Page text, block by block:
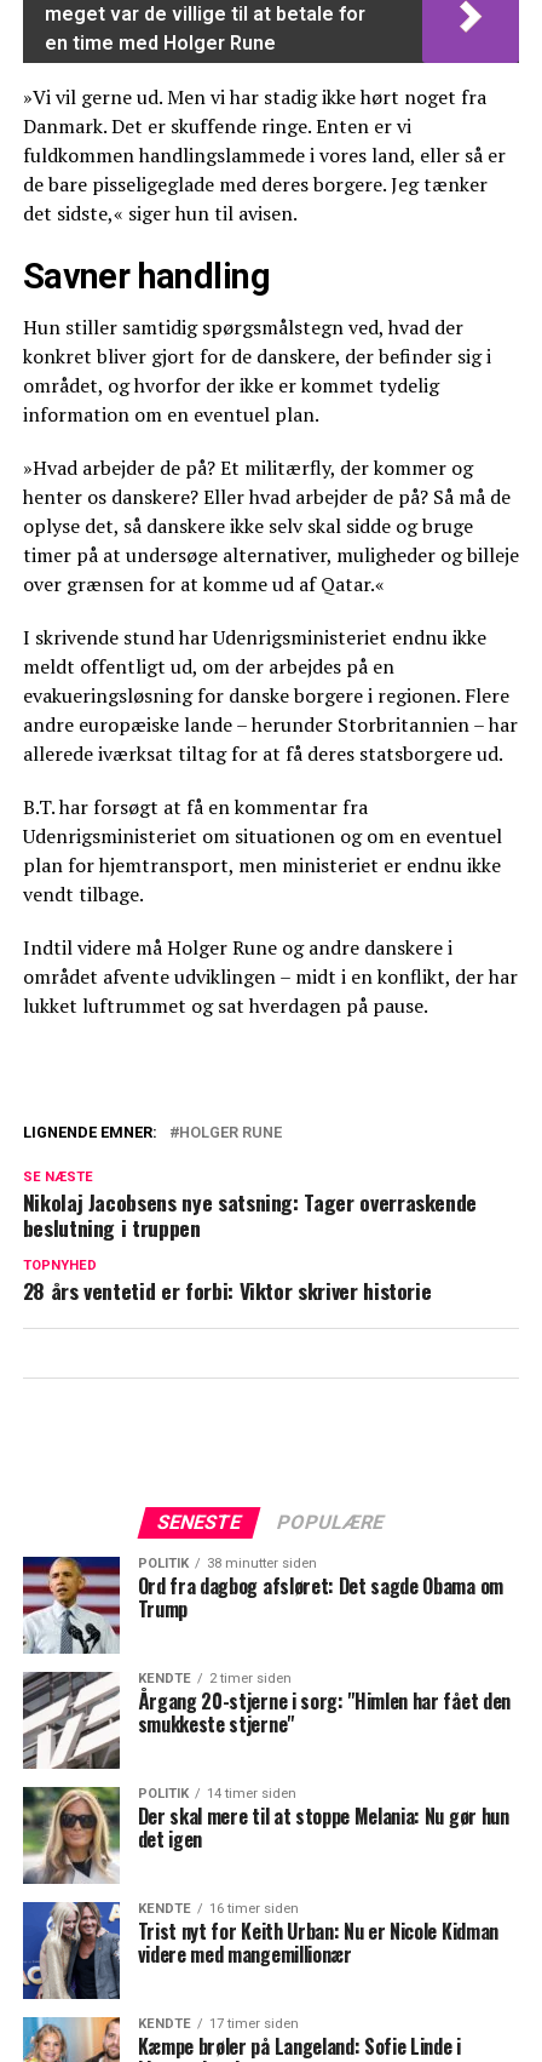
meget var de villige til at betale for
en time med Holger Rune
»Vi vil gerne ud. Men vi har stadig ikke hørt noget fra
Danmark. Det er skuffende ringe. Enten er vi
fuldkommen handlingslammede i vores land, eller så er
de bare pisseligeglade med deres borgere. Jeg tænker
det sidste,« siger hun til avisen.
Savner handling
Hun stiller samtidig spørgsmålstegn ved, hvad der
konkret bliver gjort for de danskere, der befinder sig i
området, og hvorfor der ikke er kommet tydelig
information om en eventuel plan.
»Hvad arbejder de på? Et militærfly, der kommer og
henter os danskere? Eller hvad arbejder de på? Så må de
oplyse det, så danskere ikke selv skal sidde og bruge
timer på at undersøge alternativer, muligheder og billeje
over grænsen for at komme ud af Qatar.«
I skrivende stund har Udenrigsministeriet endnu ikke
meldt offentligt ud, om der arbejdes på en
evakueringsløsning for danske borgere i regionen. Flere
andre europæiske lande – herunder Storbritannien – har
allerede iværksat tiltag for at få deres statsborgere ud.
B.T. har forsøgt at få en kommentar fra
Udenrigsministeriet om situationen og om en eventuel
plan for hjemtransport, men ministeriet er endnu ikke
vendt tilbage.
Indtil videre må Holger Rune og andre danskere i
området afvente udviklingen – midt i en konflikt, der har
lukket luftrummet og sat hverdagen på pause.
Holger Rune
Afslører vild minutløn: Selvom Holger
derfra
LIGNENDE EMNER: HOLGER RUNE
SE NÆSTE
Nikolaj Jacobsens nye satsning: Tager overraskende
beslutning i truppen
TOPNYHED
28 års ventetid er forbi: Viktor skriver historie
SENESTE POPULÆRE
POLITIK 38 minutter siden
Ord fra dagbog afsløret: Det sagde Obama om
Trump
KENDTE 2 timer siden
Årgang 20-stjerne i sorg: "Himlen har fået den
smukkeste stjerne"
POLITIK 14 timer siden
Der skal mere til at stoppe Melania: Nu gør hun
det igen
KENDTE 16 timer siden
Trist nyt for Keith Urban: Nu er Nicole Kidman
videre med mangemillionær
KENDTE 17 timer siden
Kæmpe brøler på Langeland: Sofie Linde i